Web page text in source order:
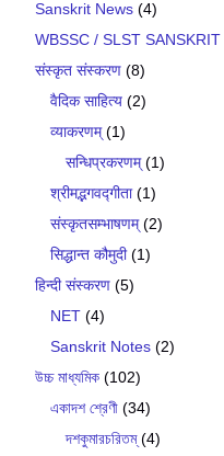
Sanskrit News (4)
WBSSC / SLST SANSKRIT
संस्कृत संस्करण (8)
वैदिक साहित्य (2)
व्याकरणम्(1)
सन्धिप्रकरणम्(1)
श्रीमद्भगवद्गीता(1)
संस्कृतसम्भाषणम्(2)
सिद्धान्त कौमुदी(1)
हिन्दी संस्करण (5)
NET (4)
Sanskrit Notes (2)
উচ্চ মাধ্যমিক (102)
একাদশ শ্রেণী (34)
দশকুমারচরিতম্(4)